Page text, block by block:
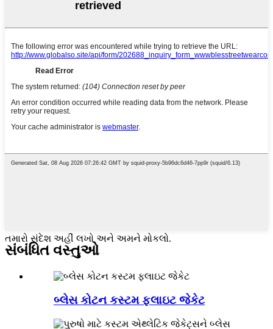
તમારો સંદેશ અહીં લખો અને અમને મોકલો.
સંબંધિત વસ્તુઓ
બ્લેસ કોટન કસ્ટમ ફ્લાઇટ જેકેટ